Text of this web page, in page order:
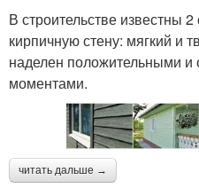
В строительстве известны
кирпичную стену: мягкий и
наделен положительными
моментами.
читать дальше →